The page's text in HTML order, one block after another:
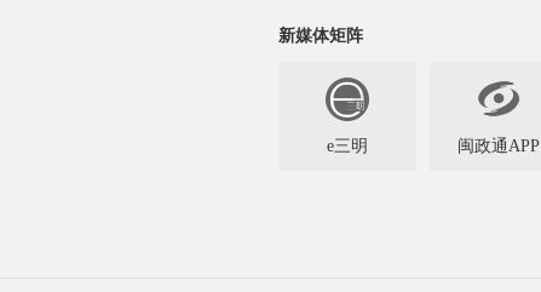
新媒体矩阵
e三明

闽政通APP